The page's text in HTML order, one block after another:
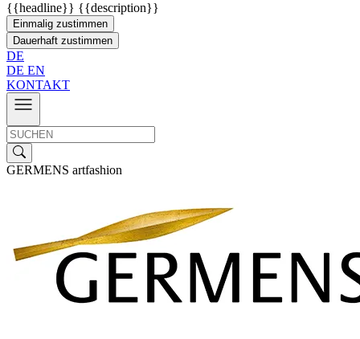
{{headline}} {{description}}
Einmalig zustimmen
Dauerhaft zustimmen
DE
DE EN
KONTAKT
GERMENS artfashion